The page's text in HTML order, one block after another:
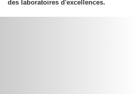
des laboratoires d'excellences.